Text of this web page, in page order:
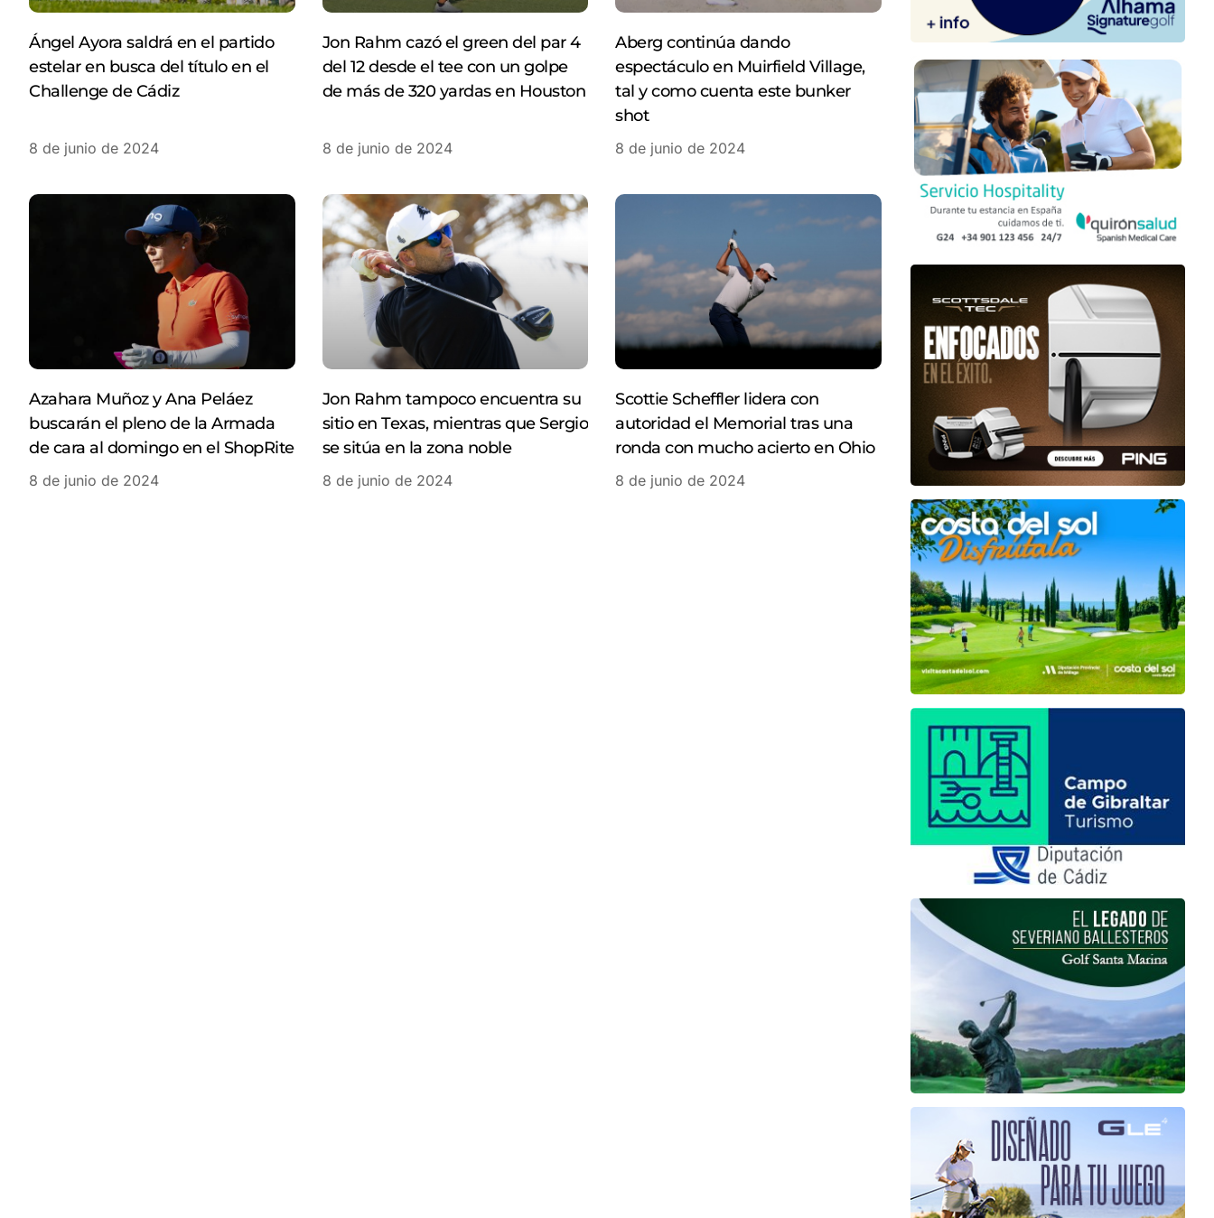
Ángel Ayora saldrá en el partido
estelar en busca del título en el
Challenge de Cádiz
8 de junio de 2024
Jon Rahm cazó el green del par 4
del 12 desde el tee con un golpe
de más de 320 yardas en Houston
8 de junio de 2024
Aberg continúa dando
espectáculo en Muirfield Village,
tal y como cuenta este bunker
shot
8 de junio de 2024
Azahara Muñoz y Ana Peláez
buscarán el pleno de la Armada
de cara al domingo en el ShopRite
8 de junio de 2024
Jon Rahm tampoco encuentra su
sitio en Texas, mientras que Sergio
se sitúa en la zona noble
8 de junio de 2024
Scottie Scheffler lidera con
autoridad el Memorial tras una
ronda con mucho acierto en Ohio
8 de junio de 2024